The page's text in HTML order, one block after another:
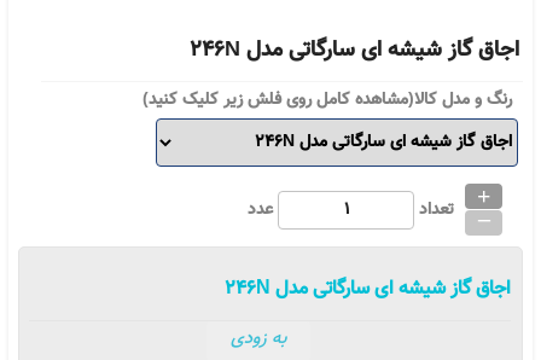
اجاق گاز شیشه ای سارگاتی مدل 246N
رنگ و مدل کالا(مشاهده کامل روی فلش زیر کلیک کنید)
تعداد
+
_ عدد
اجاق گاز شیشه ای سارگاتی مدل 246N
به زودی